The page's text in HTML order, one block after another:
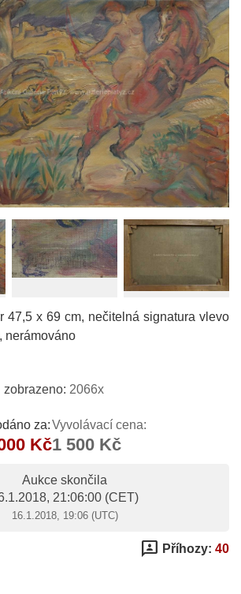
47,5 x 69 cm, nečitelná signatura vlevo
nerámováno
zobrazeno: 2066x
za:
Kč
Vyvolávací cena:
1 500 Kč
Aukce skončila
21:06:00 (CET)
16.1.2018, 19:06 (UTC)
3p Příhozy: 40